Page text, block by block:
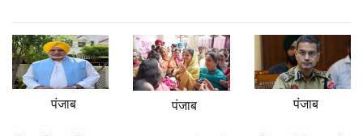
पंजाब पंजाब पंजाब